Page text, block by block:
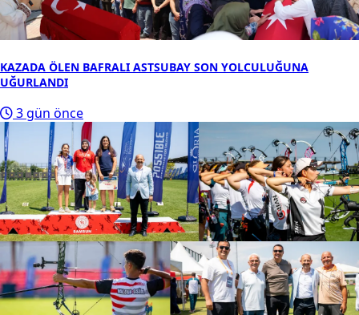
KAZADA ÖLEN BAFRALI ASTSUBAY SON YOLCULUĞUNA
UĞURLANDI
3 gün önce